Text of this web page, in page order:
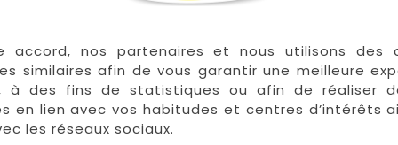
accord, nos partenaires et nous utilisons des
similaires afin de vous garantir une meilleure
à des fins de statistiques ou afin de réaliser
en lien avec vos habitudes et centres d’intérêts
les réseaux sociaux.
les plus grandes marques de puériculture
la Réunion !